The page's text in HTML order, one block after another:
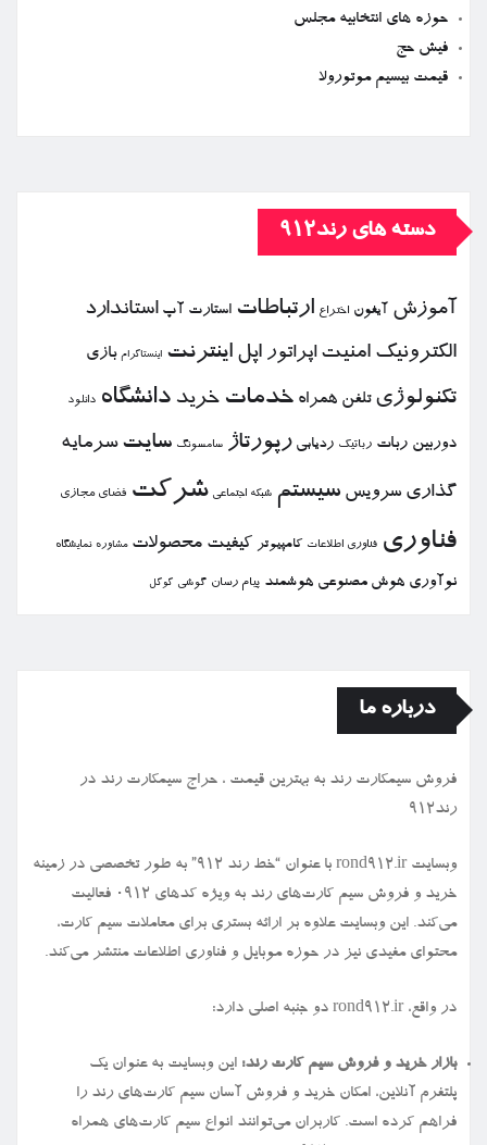
حوزه های انتخابیه مجلس
فیش حج
قیمت بیسیم موتورولا
دسته های رند912
آموزش آیفون اختراع ارتباطات استارت آپ استاندارد
الكترونیك امنیت اپراتور اپل اینترنت اینستاگرام بازی
تكنولوژی تلفن همراه خدمات خرید دانشگاه دانلود
دوربین ربات رباتیك ردیابی رپورتاژ سامسونگ سایت سرمایه
گذاری سرویس سیستم شبكه اجتماعی شركت فضای مجازی
فناوری فناوری اطلاعات كامپیوتر كیفیت محصولات مشاوره نمایشگاه
نوآوری هوش مصنوعی هوشمند پیام رسان گوشی گوگل
درباره ما
فروش سیمكارت رند به بهترین قیمت ، حراج سیمكارت رند در
رند912
وبسایت rond912.ir با عنوان “خط رند ۹۱۲” به طور تخصصی در زمینه
خرید و فروش سیم کارت‌های رند به ویژه کدهای ۰۹۱۲ فعالیت
می‌کند. این وبسایت علاوه بر ارائه بستری برای معاملات سیم کارت،
محتوای مفیدی نیز در حوزه موبایل و فناوری اطلاعات منتشر می‌کند.
در واقع، rond912.ir دو جنبه اصلی دارد:
بازار خرید و فروش سیم کارت رند: این وبسایت به عنوان یک
پلتفرم آنلاین، امکان خرید و فروش آسان سیم کارت‌های رند را
فراهم کرده است. کاربران می‌توانند انواع سیم کارت‌های همراه